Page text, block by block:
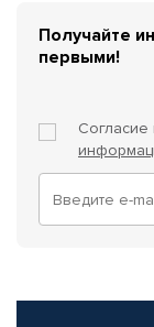
Получайте
первыми!
Согласие